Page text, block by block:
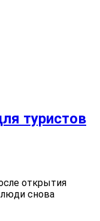
туристов
открытия
снова